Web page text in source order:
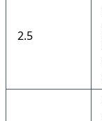
2.5